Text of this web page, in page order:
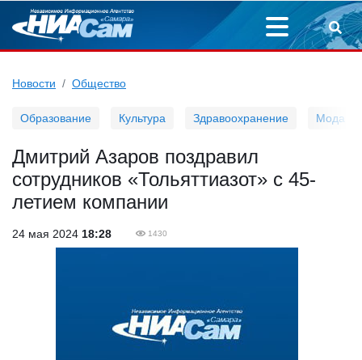
Новости Общество
Образование Культура Здравоохранение Мода
Дмитрий Азаров поздравил
сотрудников «Тольяттиазот» с 45-
летием компании
24 мая 2024 18:28 1430